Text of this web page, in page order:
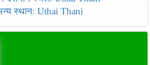
स्थान: Uthai Thani